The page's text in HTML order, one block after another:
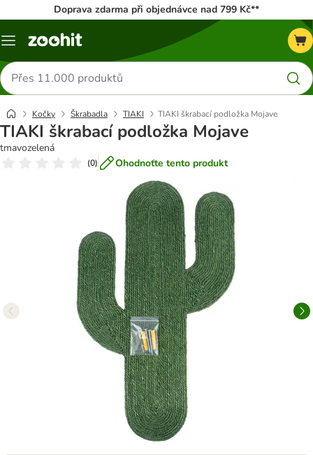
Doprava zdarma při objednávce nad 799 Kč**
Menu
Hledat
produkty
Kočky Škrabadla TIAKI TIAKI škrabací podložka Mojave
TIAKI škrabací podložka Mojave
tmavozelená
(0) Ohodnoťte tento produkt